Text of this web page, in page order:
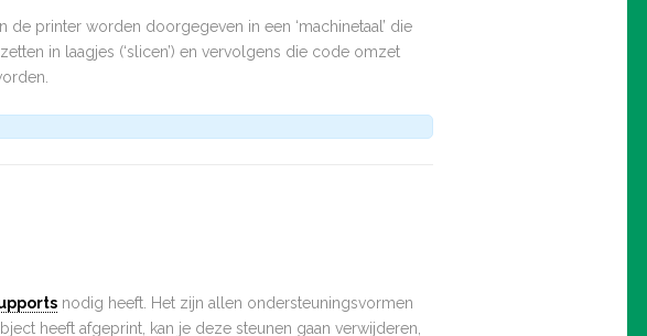
printer worden doorgegeven in een ‘machinetaal’ die
in laagjes (‘slicen’) en vervolgens die code omzet
nodig heeft. Het zijn allen ondersteuningsvormen
heeft afgeprint, kan je deze steunen gaan verwijderen,